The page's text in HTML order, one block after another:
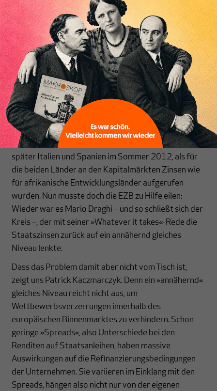
Inhaltsverzeichnis
die Zinsen auf dem Kapitalmarkt für öffentliche
Kredite in der Eurozone nach oben schnellten. Direkt
vor der Haustür wurde so ein neuer
Marktmechanismus entdeckt, der für eine effektive
Beschränkung der Staatsschulden sorgen könnte.
Nur lief, wie Sie alle wissen, die Umstellung der
Währungsunion von Gleichheit auf Wettbewerb aus
dem Ruder. Ein um das andere Land der Eurozone
geriet bei der Kreditaufnahme in die Todeszone der
Wucherkredite: Zu Griechenland gesellten sich im
Verlauf des Jahres 2010 Irland und Portugal und
später Italien und Spanien im Sommer 2012, als für
die beiden Länder an den Kapitalmärkten Zinsen wie
für afrikanische Entwicklungsländer aufgerufen
wurden. Nun musste doch die EZB zu Hilfe eilen:
Wieder war es Mario Draghi – und so schließt sich der
Kreis –, der mit seiner »Whatever it takes«-Rede die
Staatszinsen zurück auf ein annähernd gleiches
Niveau lenkte.
Dass das Problem damit aber nicht vom Tisch ist,
zeigt uns Patrick Kaczmarczyk. Denn ein »annähernd«
gleiches Niveau reicht nicht aus, um
Wettbewerbsverzerrungen innerhalb des
europäischen Binnenmarktes zu verhindern. Schon
geringe »Spreads«, also Unterschiede bei den
Renditen auf Staatsanleihen, haben massive
Auswirkungen auf die Refinanzierungsbedingungen
der Unternehmen. Sie variieren im Einklang mit den
Spreads, hängen also nicht nur von der eigenen